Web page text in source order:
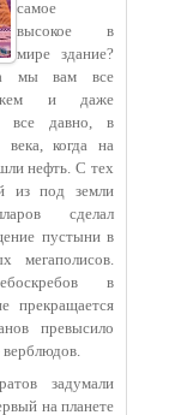
самое
высокое в
мире здание?
а мы вам все
и даже
все давно, в
века, когда на
нефть. С тех
из под земли
сделал
пустыни в
мегаполисов.
в
прекращается
превысило
верблюдов.
задумали
на планете